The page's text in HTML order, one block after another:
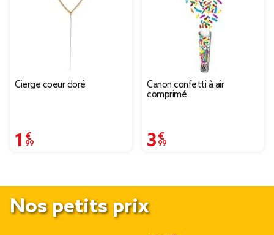
Cierge coeur doré
1,99 €
Canon confetti à air
comprimé
3,99 €
Nos petits prix